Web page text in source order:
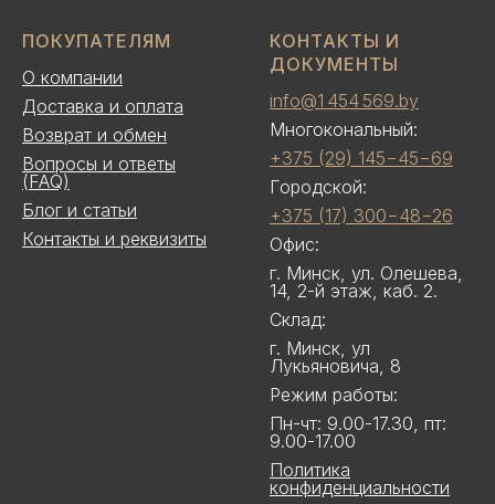
ПОКУПАТЕЛЯМ
О компании
Доставка и оплата
Возврат и обмен
Вопросы и ответы
(FAQ)
Блог и статьи
Контакты и реквизиты
КОНТАКТЫ И
ДОКУМЕНТЫ
info@1 454 569.by
Многокональный:
+375 (29) 145−45−69
Городской:
+375 (17) 300−48−26
Офис:
г. Минск, ул. Олешева,
14, 2-й этаж, каб. 2.
Склад:
г. Минск, ул
Лукьяновича, 8
Режим работы:
Пн-чт: 9.00-17.30, пт:
9.00-17.00
Политика
конфиденциальности